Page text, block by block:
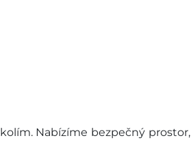
Nabízíme bezpečný prostor,